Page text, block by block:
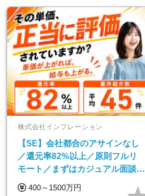
株式会社インフレーション
【SE】会社都合のアサインなし
／還元率82%以上／原則フルリ
モート／まずはカジュアル面談か
ら◎
400～1500万円